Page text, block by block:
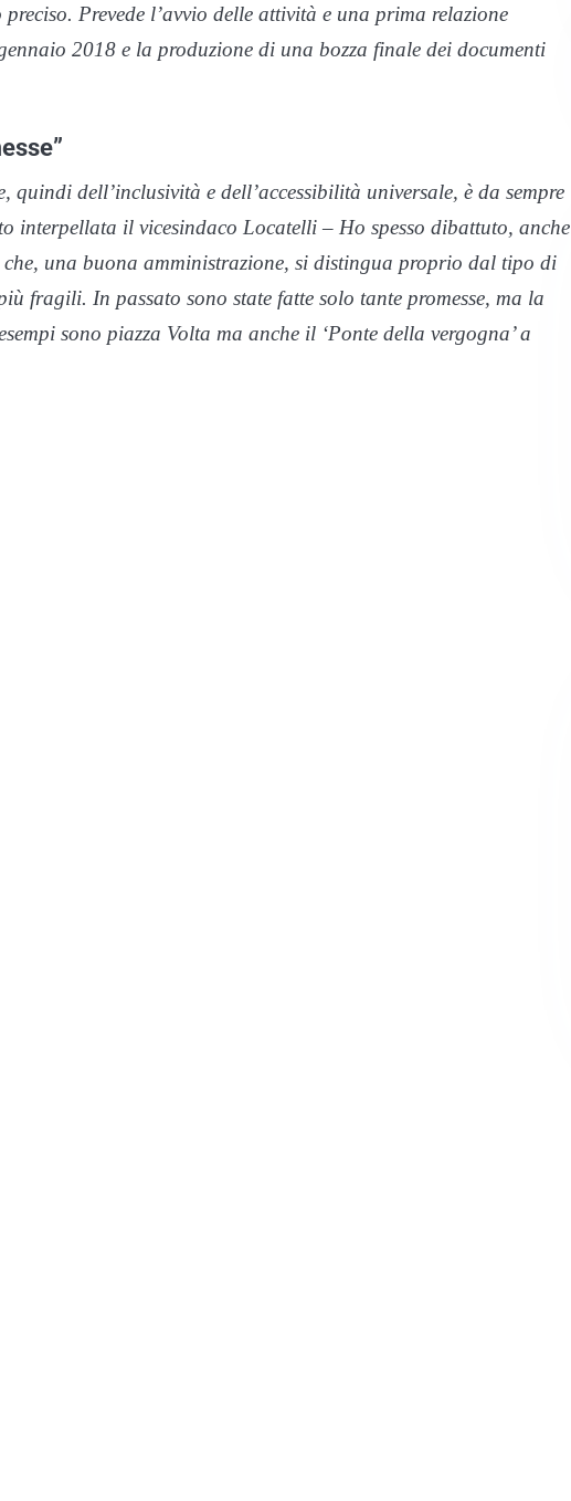
Prevede l’avvio delle attività e una prima relazione
2018 e la produzione di una bozza finale dei documenti
quindi dell’inclusività e dell’accessibilità universale, è da sempre
interpellata il vicesindaco Locatelli – Ho spesso dibattuto, anche
che, una buona amministrazione, si distingua proprio dal tipo di
fragili. In passato sono state fatte solo tante promesse, ma la
sono piazza Volta ma anche il ‘Ponte della vergogna’ a